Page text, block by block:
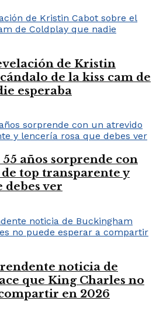
de Kristin
de la kiss cam de
esperaba
años sorprende con
top transparente y
debes ver
noticia de
que King Charles no
en 2026